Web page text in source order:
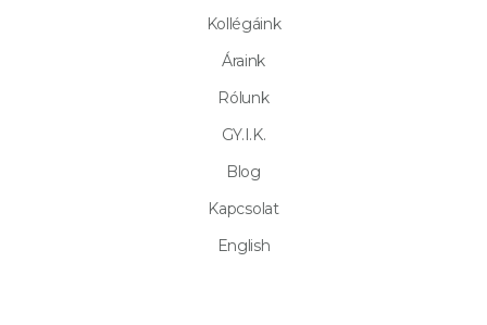
Kollégáink
Áraink
Rólunk
GY.I.K.
Blog
Kapcsolat
English